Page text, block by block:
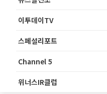
이투데이TV
스페셜리포트
Channel 5
위너스IR클럽